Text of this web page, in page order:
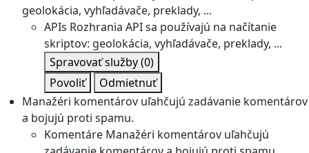
geolokácia, vyhľadávače, preklady, ...
APIs Rozhrania API sa používajú na načítanie
skriptov: geolokácia, vyhľadávače, preklady, ...
Spravovať služby(0)
Povoliť
Odmietnuť
Manažéri komentárov uľahčujú zadávanie komentárov
a bojujú proti spamu.
Komentáre Manažéri komentárov uľahčujú